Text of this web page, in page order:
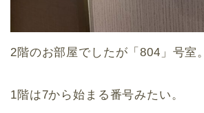
2階のお部屋でしたが「804」号室。
1階は7から始まる番号みたい。